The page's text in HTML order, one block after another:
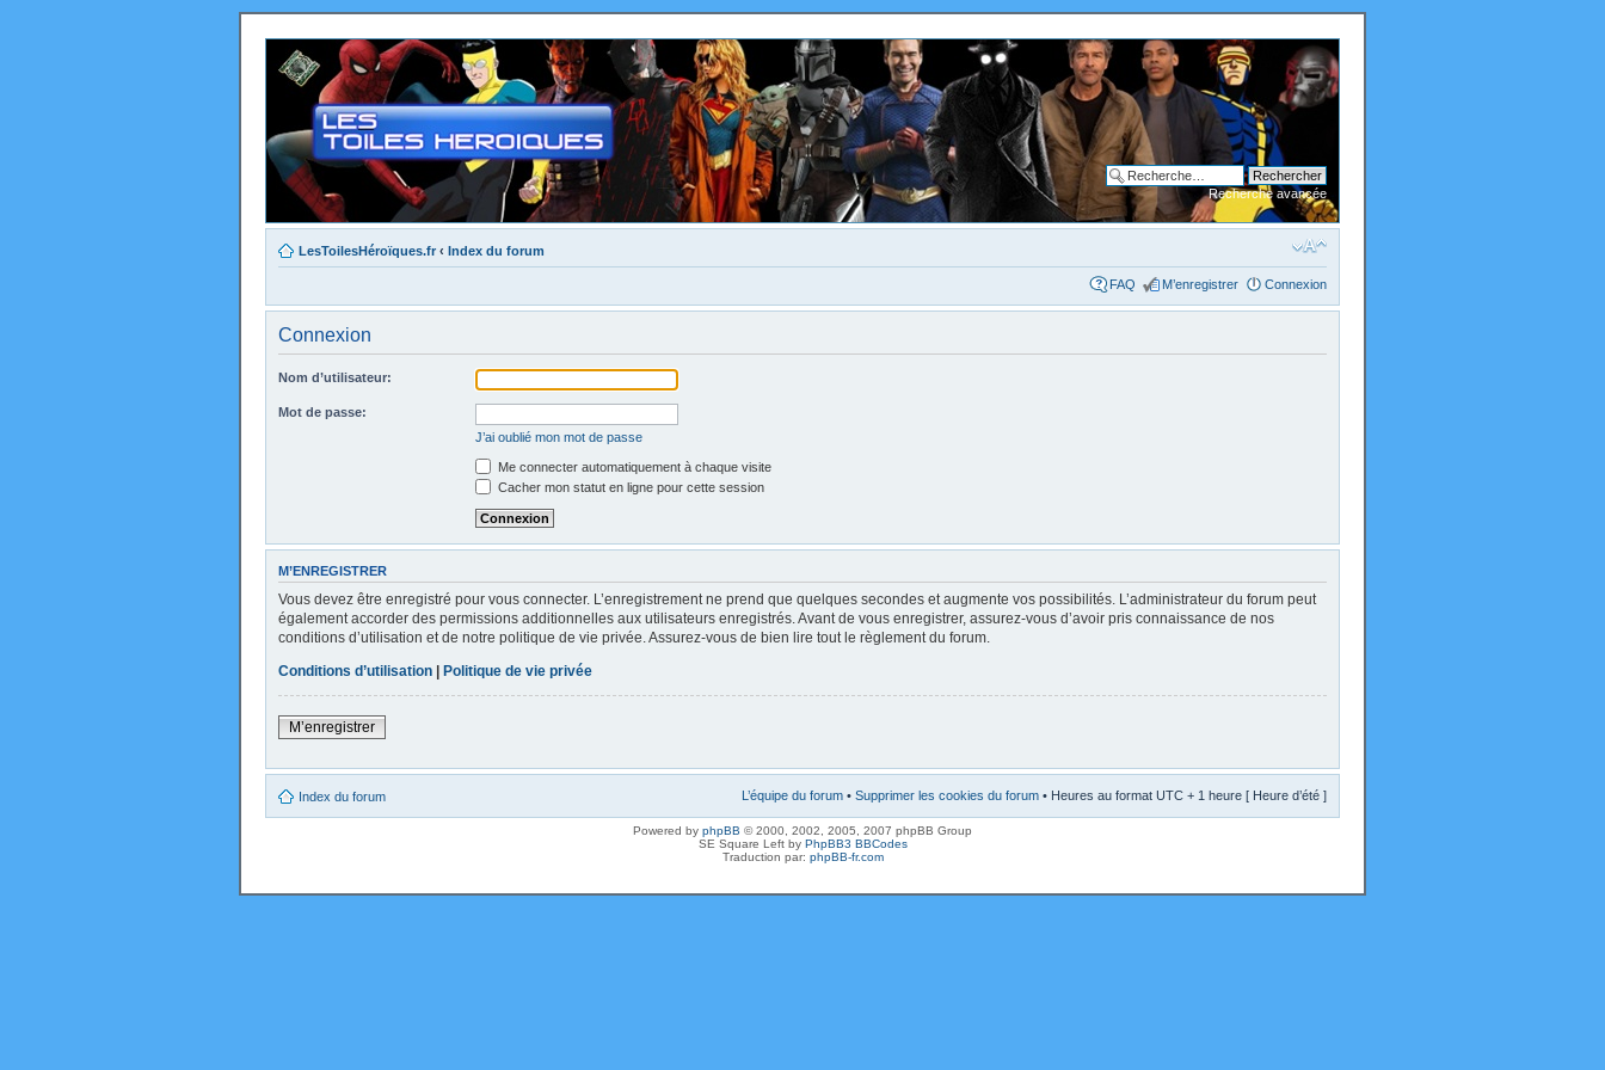
Recherche avancée
LesToilesHéroïques.fr ‹ Index du forum
FAQ M’enregistrer Connexion
Connexion
Nom d’utilisateur:
Mot de passe:
J’ai oublié mon mot de passe
Me connecter automatiquement à chaque visite
Cacher mon statut en ligne pour cette session
M’ENREGISTRER
Vous devez être enregistré pour vous connecter. L’enregistrement ne prend que quelques secondes et augmente vos possibilités. L’administrateur du forum peut
également accorder des permissions additionnelles aux utilisateurs enregistrés. Avant de vous enregistrer, assurez-vous d’avoir pris connaissance de nos
conditions d’utilisation et de notre politique de vie privée. Assurez-vous de bien lire tout le règlement du forum.
Conditions d’utilisation | Politique de vie privée
M’enregistrer
Index du forum L’équipe du forum • Supprimer les cookies du forum • Heures au format UTC + 1 heure [ Heure d’été ]
Powered by phpBB © 2000, 2002, 2005, 2007 phpBB Group
SE Square Left by PhpBB3 BBCodes
Traduction par: phpBB-fr.com